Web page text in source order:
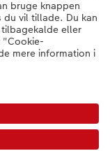
20:00 | Søn: 14:00-